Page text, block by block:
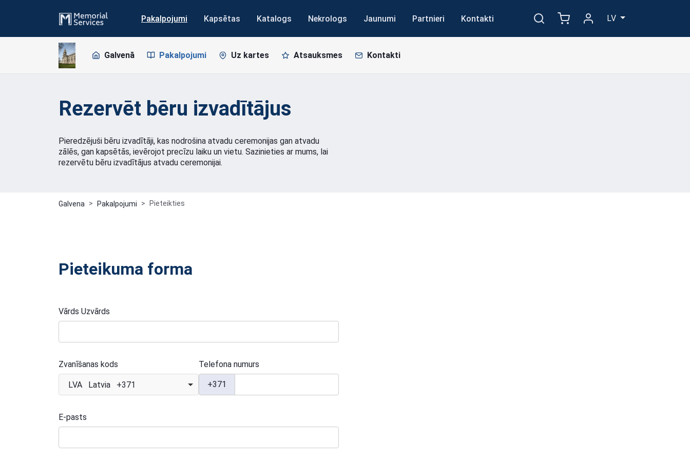
Pakalpojumi Kapsētas Katalogs Nekrologs Jaunumi Partnieri Kontakti LV
Galvenā Pakalpojumi Uz kartes Atsauksmes Kontakti
Rezervēt bēru izvadītājus
Pieredzējuši bēru izvadītāji, kas nodrošina atvadu ceremonijas gan atvadu
zālēs, gan kapsētās, ievērojot precīzu laiku un vietu. Sazinieties ar mums, lai
rezervētu bēru izvadītājus atvadu ceremonijai.
Galvena Pakalpojumi Pieteikties
Pieteikuma forma
Vārds Uzvārds
Zvanīšanas kods
LVA Latvia +371
Telefona numurs
+371
E-pasts